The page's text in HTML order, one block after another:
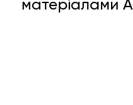
матеріалами